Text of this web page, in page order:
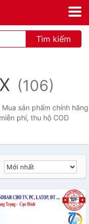
Tìm kiếm
(106)
sản phẩm chính hãng
phí, thu hộ COD